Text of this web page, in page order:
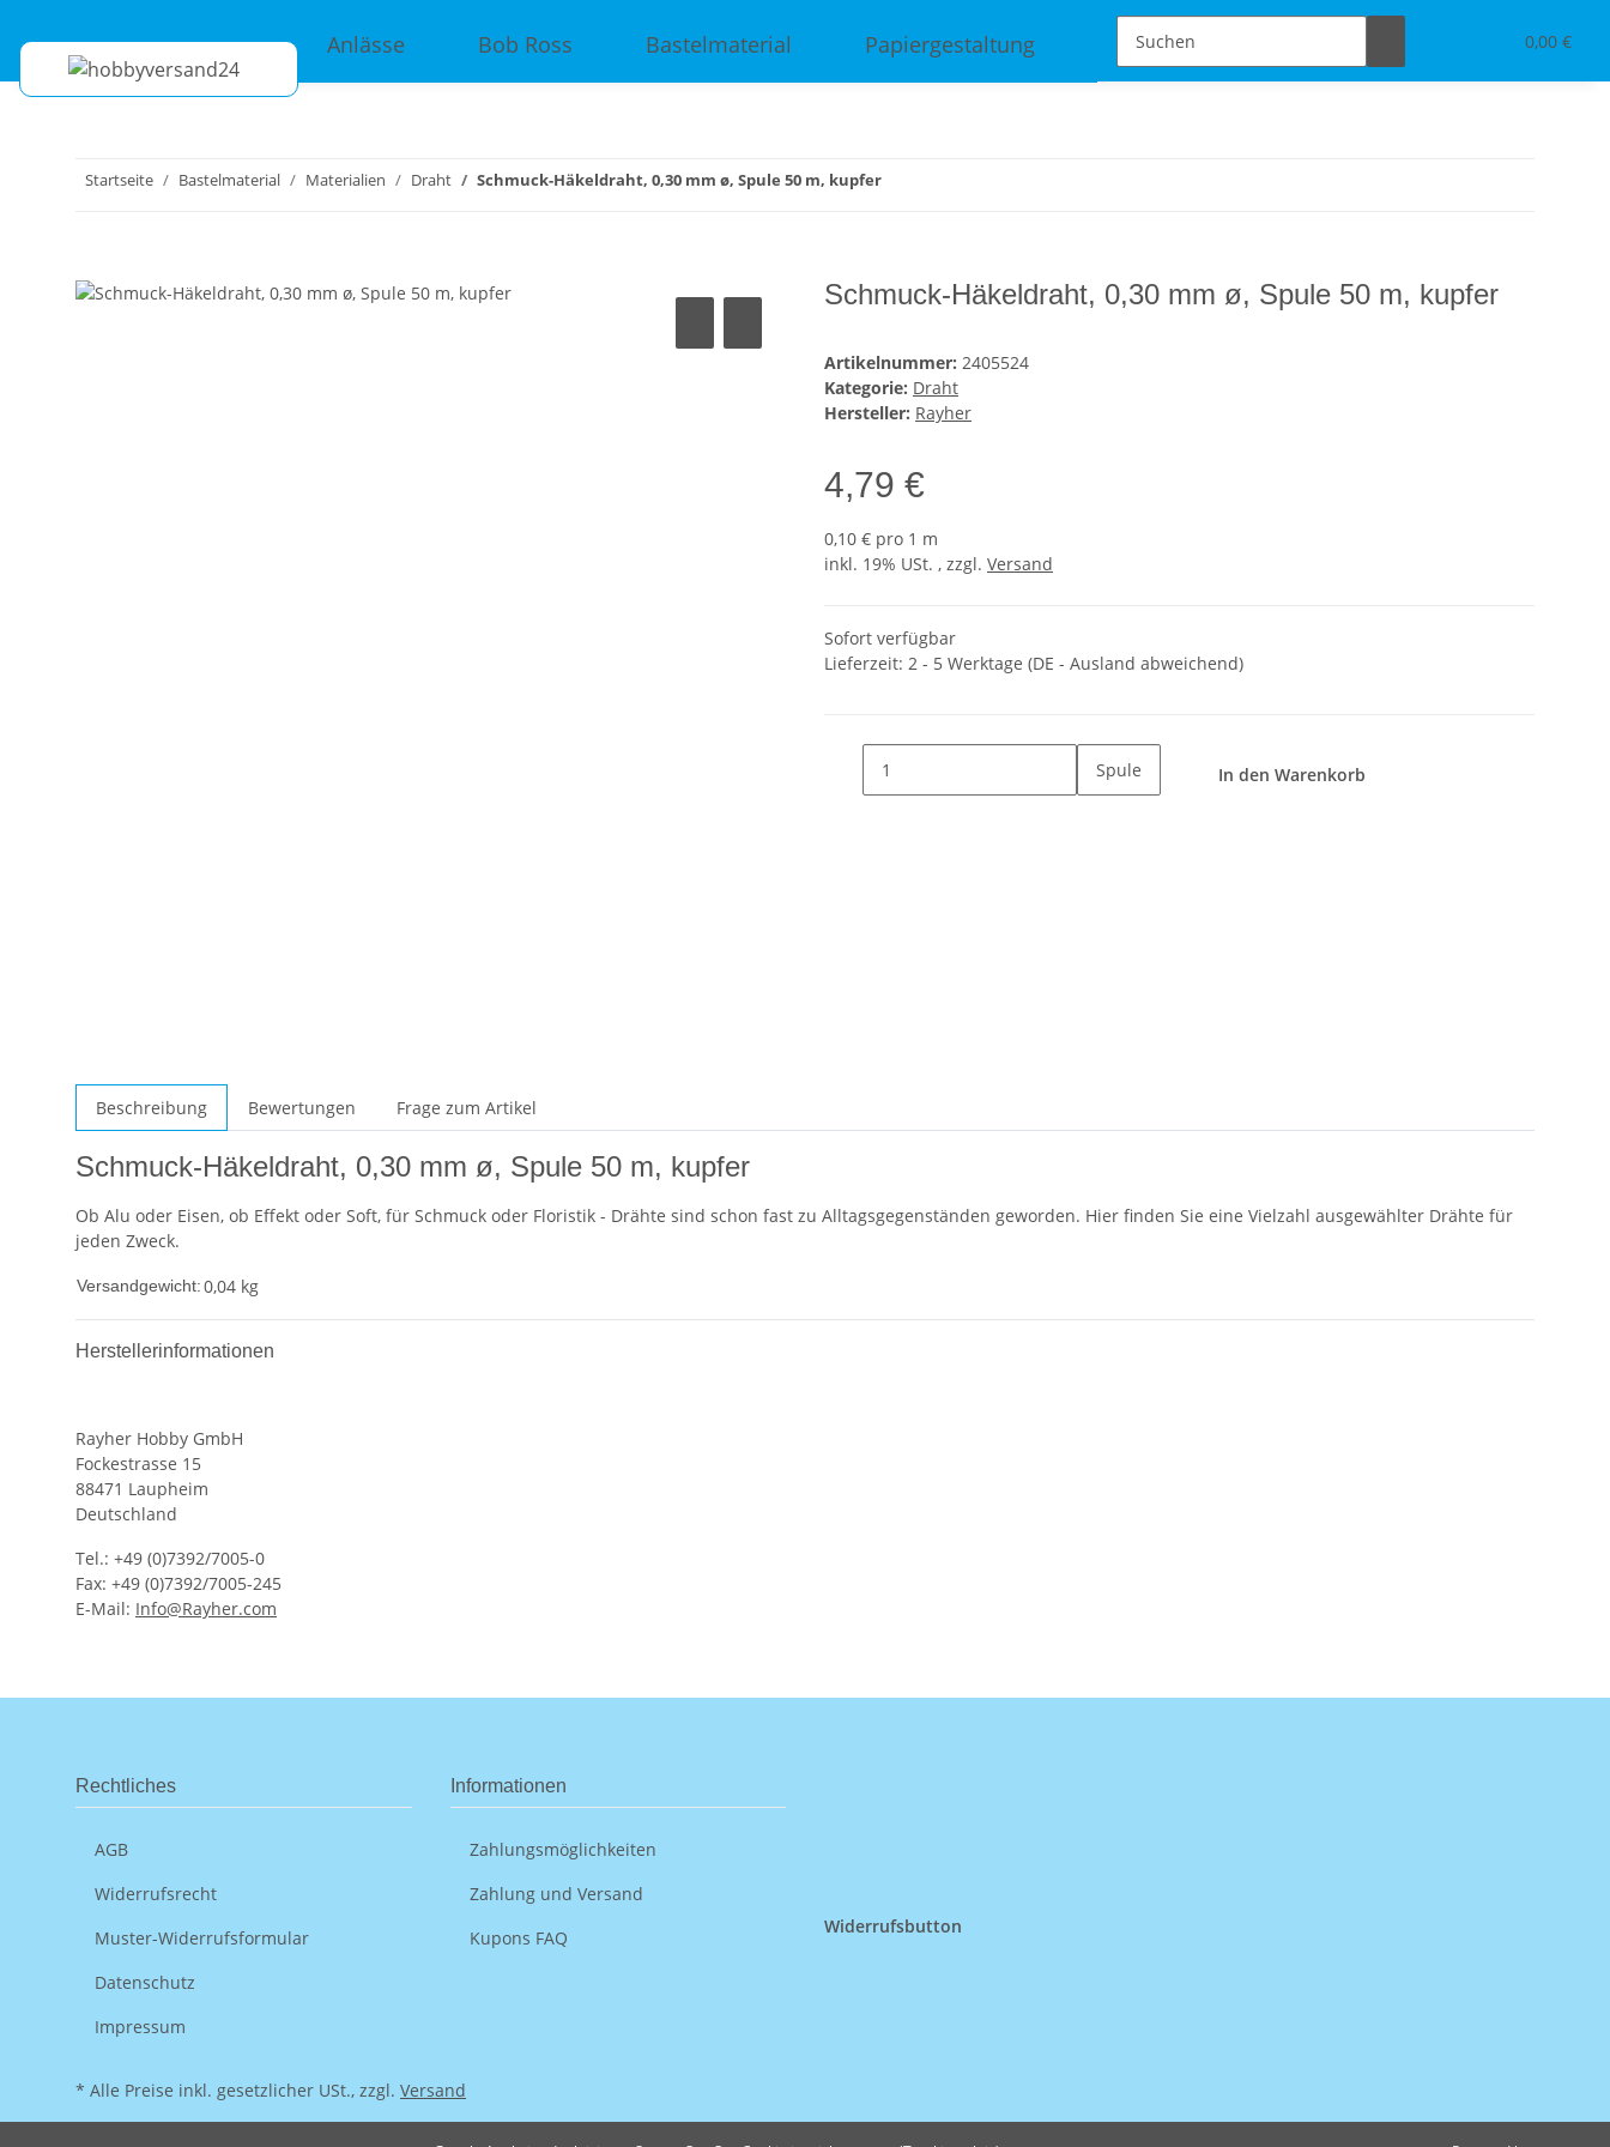
0,00 €
Anlässe Bob Ross Bastelmaterial Papiergestaltung Schmuckdesign Tischdeko & Accessoires
Startseite Bastelmaterial Materialien Draht Schmuck-Häkeldraht, 0,30 mm ø, Spule 50 m, kupfer
Schmuck-Häkeldraht, 0,30 mm ø, Spule 50 m, kupfer
Artikelnummer: 2405524
Kategorie: Draht
Hersteller: Rayher
4,79 €
0,10 € pro 1 m
inkl. 19% USt. , zzgl. Versand
Sofort verfügbar
Lieferzeit: 2 - 5 Werktage (DE - Ausland abweichend)
Spule In den Warenkorb
Beschreibung Bewertungen Frage zum Artikel
Schmuck-Häkeldraht, 0,30 mm ø, Spule 50 m, kupfer
Ob Alu oder Eisen, ob Effekt oder Soft, für Schmuck oder Floristik - Drähte sind schon fast zu Alltagsgegenständen geworden. Hier finden Sie eine Vielzahl ausgewählter Drähte für
jeden Zweck.
Versandgewicht:0,04 kg
Herstellerinformationen
Rayher Hobby GmbH
Fockestrasse 15
88471 Laupheim
Deutschland
Tel.: +49 (0)7392/7005-0
Fax: +49 (0)7392/7005-245
E-Mail: Info@Rayher.com
Rechtliches
AGB
Widerrufsrecht
Muster-Widerrufsformular
Datenschutz
Impressum
Informationen
Zahlungsmöglichkeiten
Zahlung und Versand
Kupons FAQ
Widerrufsbutton
* Alle Preise inkl. gesetzlicher USt., zzgl. Versand